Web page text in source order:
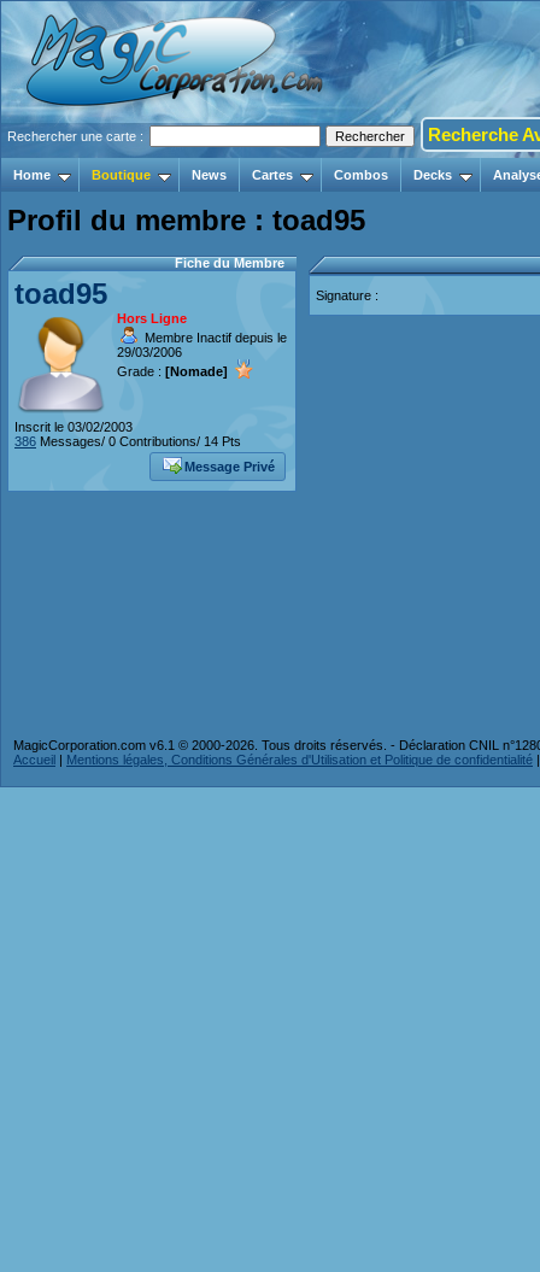
Rechercher une carte : Recherche
Home Boutique News Cartes Combos Decks
Profil du membre : toad95
Fiche du Membre
toad95
Hors Ligne
Membre Inactif depuis le
29/03/2006
Grade : [Nomade]
Inscrit le 03/02/2003
386 Messages/ 0 Contributions/ 14 Pts
Message Privé
Signature :
MagicCorporation.com v6.1 © 2000-2026. Tous droits réservés. - Déclaration CNIL
Accueil | Mentions légales, Conditions Générales d'Utilisation et Politique de confidentialité